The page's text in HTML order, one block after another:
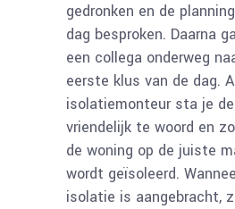
gedronken en de
dag besproken. Daarna
een collega onderweg
eerste klus van de dag.
isolatiemonteur sta je
vriendelijk te woord en
de woning op de juiste
wordt geïsoleerd.
isolatie is aangebracht,